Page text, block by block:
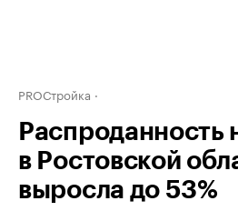
PROСтройка
Распроданность
в Ростовской
выросла до 53%